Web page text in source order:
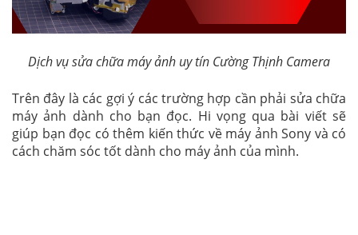
Dịch vụ sửa chữa máy ảnh uy tín Cường Thịnh Camera
Trên đây là các gợi ý các trường hợp cần phải sửa chữa
máy ảnh dành cho bạn đọc. Hi vọng qua bài viết sẽ
giúp bạn đọc có thêm kiến thức về máy ảnh Sony và có
cách chăm sóc tốt dành cho máy ảnh của mình.